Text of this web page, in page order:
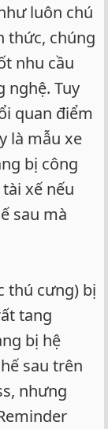
luôn chú
thức, chúng
nhu cầu
nghệ. Tuy
quan điểm
là mẫu xe
bị công
xế nếu
sau mà
thú cưng) bị
tang
bị hệ
sau trên
nhưng